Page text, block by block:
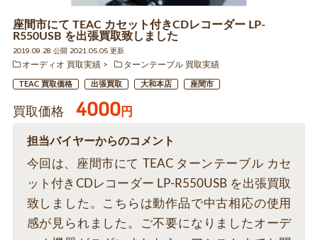
座間市にて TEAC カセット付きCDレコーダー LP-
R550USB を出張買取致しました
2019.09.28 公開 2021.05.05 更新
オーディオ 買取実績
ターンテーブル 買取実績
TEAC 買取価格 出張買取 大和本店 座間市
買取価格 4000円
担当バイヤーからのコメント
今回は、座間市にて TEAC ターンテーブル カセ
ット付きCDレコーダー LP-R550USB を出張買取
致しました。こちらは動作品で中古相応の使用
感が見られました。ご不要になりましたオーデ